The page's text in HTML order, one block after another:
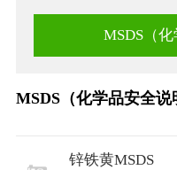
MSDS（化
MSDS（化学品安全说
锌铁黄MSDS